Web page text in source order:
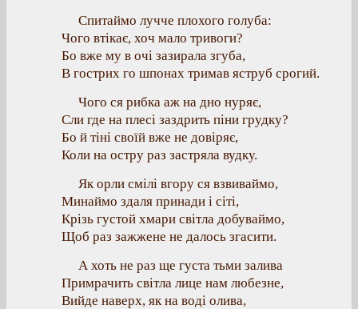
Спитаймо лучче плохого голуба:
Чого втікає, хоч мало тривоги?
Бо вже му в очі зазирала згуба,
В гострих го шпонах тримав яструб срогий.
Чого ся рибка аж на дно нуряє,
Сли где на плесі заздрить піни грудку?
Бо й тіні своїй вже не довіряє,
Коли на остру раз застряла вудку.
Як орли смілі вгору ся взвиваймо,
Минаймо здаля принади і сіті,
Крізь густой хмари світла добуваймо,
Щоб раз зажжене не далось згасити.
А хоть не раз ще густа тьми залива
Примрачить світла лице нам любезне,
Вийде наверх, як на воді олива,